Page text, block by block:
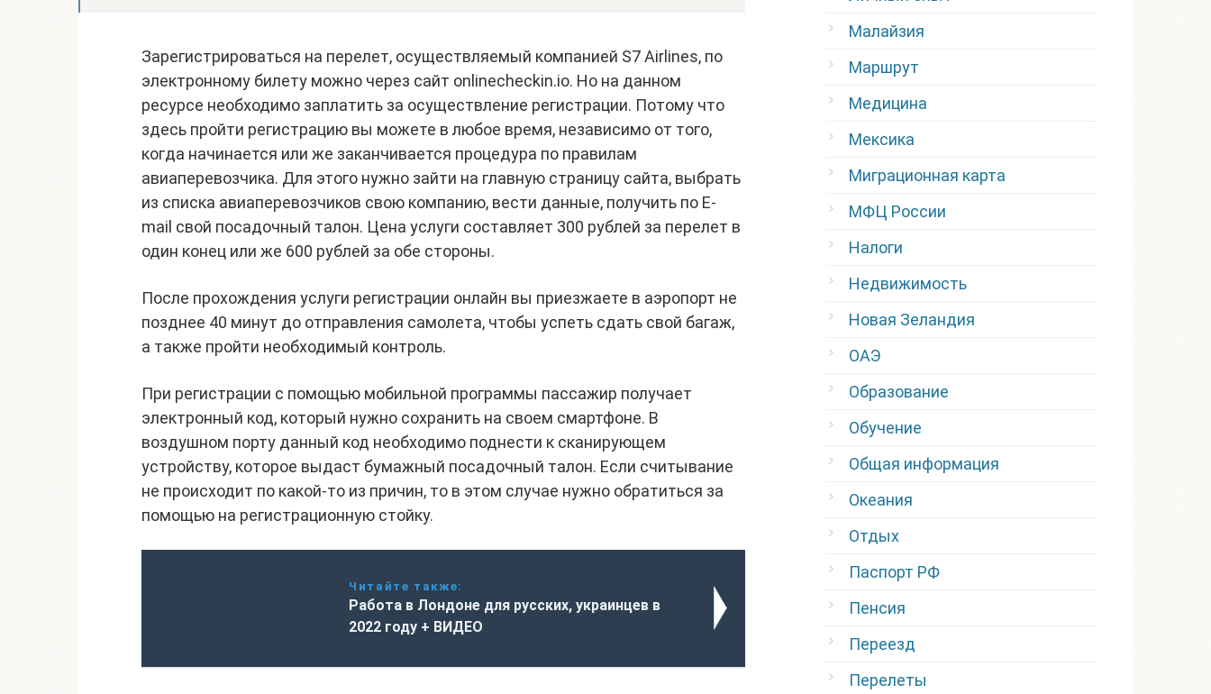
Зарегистрироваться на перелет, осуществляемый компанией S7 Airlines, по
электронному билету можно через сайт onlinecheckin.io. Но на данном
ресурсе необходимо заплатить за осуществление регистрации. Потому что
здесь пройти регистрацию вы можете в любое время, независимо от того,
когда начинается или же заканчивается процедура по правилам
авиаперевозчика. Для этого нужно зайти на главную страницу сайта, выбрать
из списка авиаперевозчиков свою компанию, вести данные, получить по E-
mail свой посадочный талон. Цена услуги составляет 300 рублей за перелет в
один конец или же 600 рублей за обе стороны.
После прохождения услуги регистрации онлайн вы приезжаете в аэропорт не
позднее 40 минут до отправления самолета, чтобы успеть сдать свой багаж,
а также пройти необходимый контроль.
При регистрации с помощью мобильной программы пассажир получает
электронный код, который нужно сохранить на своем смартфоне. В
воздушном порту данный код необходимо поднести к сканирующем
устройству, которое выдаст бумажный посадочный талон. Если считывание
не происходит по какой-то из причин, то в этом случае нужно обратиться за
помощью на регистрационную стойку.
Читайте также:
Работа в Лондоне для русских, украинцев в
2022 году + ВИДЕО
Малайзия
Маршрут
Медицина
Мексика
Миграционная карта
МФЦ России
Налоги
Недвижимость
Новая Зеландия
ОАЭ
Образование
Обучение
Общая информация
Океания
Отдых
Паспорт РФ
Пенсия
Переезд
Перелеты